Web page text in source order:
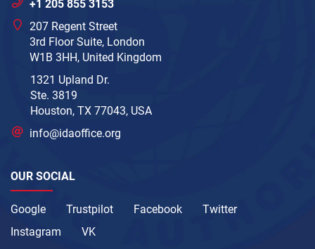
+1 205 855 3153
207 Regent Street
3rd Floor Suite, London
W1B 3HH, United Kingdom
1321 Upland Dr.
Ste. 3819
Houston, TX 77043, USA
info@idaoffice.org
OUR SOCIAL
Google Trustpilot Facebook
Twitter
Instagram
VK